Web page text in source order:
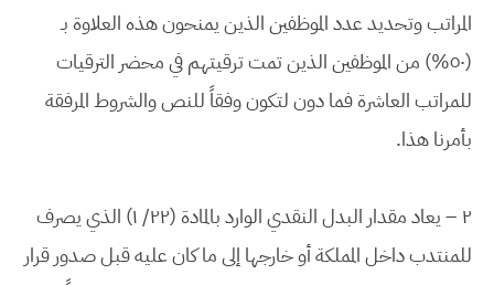
المراتب وتحديد عدد الموظفين الذين يمنحون هذه العلاوة بـ
(٥٠%) من الموظفين الذين تمت ترقيتهم في محضر الترقيات
للمراتب العاشرة فما دون لتكون وفقاً للنص والشروط المرفقة
بأمرنا هذا.
٢ – يعاد مقدار البدل النقدي الوارد بالمادة (٢٢/ ١) الذي يصرف
للمنتدب داخل المملكة أو خارجها إلى ما كان عليه قبل صدور قرار